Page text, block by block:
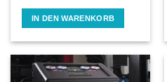
IN DEN WARENKORB